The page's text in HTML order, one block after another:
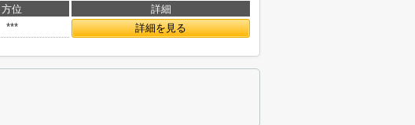
方位
詳細
*** 詳細を見る